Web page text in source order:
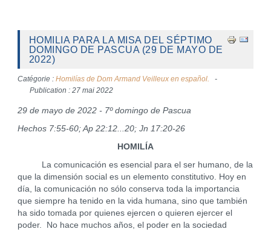
HOMILIA PARA LA MISA DEL SÉPTIMO
DOMINGO DE PASCUA (29 DE MAYO DE
2022)
Catégorie : Homilías de Dom Armand Veilleux en español.
Publication : 27 mai 2022
29 de mayo de 2022 - 7º domingo de Pascua
Hechos 7:55-60; Ap 22:12...20; Jn 17:20-26
HOMILÍA
La comunicación es esencial para el ser humano, de la
que la dimensión social es un elemento constitutivo. Hoy en
día, la comunicación no sólo conserva toda la importancia
que siempre ha tenido en la vida humana, sino que también
ha sido tomada por quienes ejercen o quieren ejercer el
poder. No hace muchos años, el poder en la sociedad